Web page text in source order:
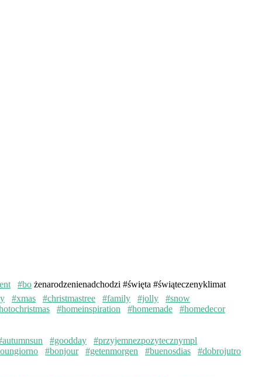
#bo żenarodzenienadchodzi #święta #świąteczenyklimat
#xmas #christmastree #family #jolly
#snow
#homeinspiration #homemade
#homedecor
#goodday
#przyjemnezpozytecznympl
#bonjour #getenmorgen #buenosdias
#dobrojutro